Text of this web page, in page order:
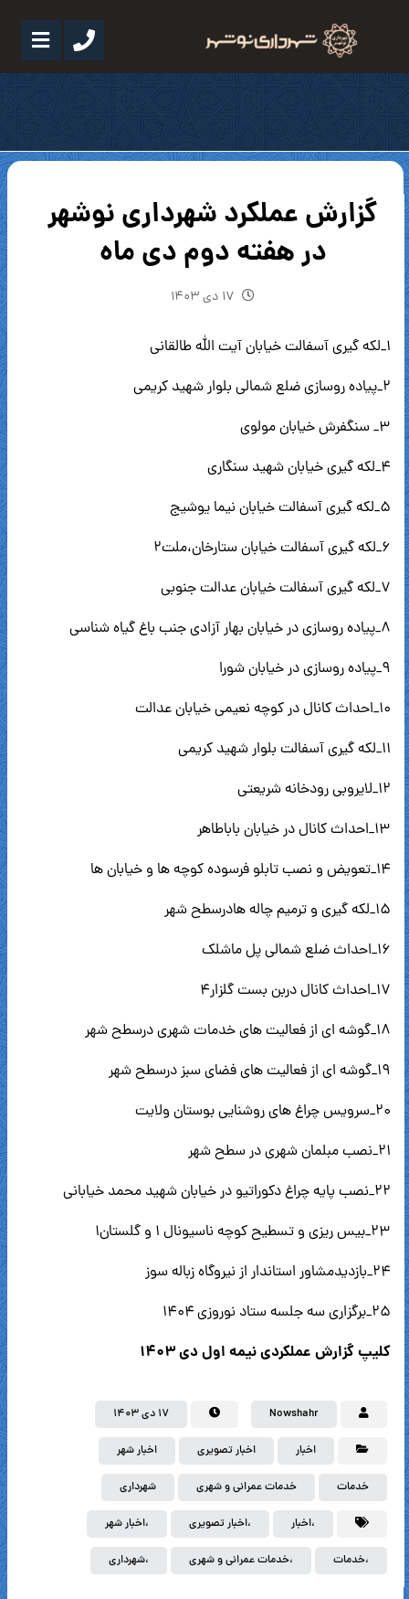
گزارش عملکرد شهرداری نوشهر
در هفته دوم دی ماه
۱۷ دی ۱۴۰۳
۱_لکه گیری آسفالت خیابان آیت الله طالقانی
۲_پیاده روسازی ضلع شمالی بلوار شهید کریمی
۳_ سنگفرش خیابان مولوی
۴_لکه گیری خیابان شهید سنگاری
۵_لکه گیری آسفالت خیابان نیما یوشیج
۶_لکه گیری آسفالت خیابان ستارخان،ملت۲
۷_لکه گیری آسفالت خیابان عدالت جنوبی
۸_پیاده روسازی در خیابان بهار آزادی جنب باغ گیاه شناسی
۹_پیاده روسازی در خیابان شورا
۱۰_احداث کانال در کوچه نعیمی خیابان عدالت
۱۱_لکه گیری آسفالت بلوار شهید کریمی
۱۲_لایروبی رودخانه شریعتی
۱۳_احداث کانال در خیابان باباطاهر
۱۴_تعویض و نصب تابلو فرسوده کوچه ها و خیابان ها
۱۵_لکه گیری و ترمیم چاله هادرسطح شهر
۱۶_احداث ضلع شمالی پل ماشلک
۱۷_احداث کانال دربن بست گلزار۴
۱۸_گوشه ای از فعالیت های خدمات شهری درسطح شهر
۱۹_گوشه ای از فعالیت های فضای سبز درسطح شهر
۲۰_سرویس چراغ های روشنایی بوستان ولایت
۲۱_نصب مبلمان شهری در سطح شهر
۲۲_نصب پایه چراغ دکوراتیو در خیابان شهید محمد خیابانی
۲۳_بیس ریزی و تسطیح کوچه ناسیونال ۱ و گلستان۱
۲۴_بازدیدمشاور استاندار از نیروگاه زباله سوز
۲۵_برگزاری سه جلسه ستاد نوروزی ۱۴۰۴
کلیپ گزارش عملکردی نیمه اول دی ۱۴۰۳
Nowshahr ۱۷ دی ۱۴۰۳
اخبار اخبار تصویری اخبار شهر
خدمات خدمات عمرانی و شهری شهرداری
،اخبار ،اخبار تصویری ،اخبار شهر
،خدمات ،خدمات عمرانی و شهری ،شهرداری